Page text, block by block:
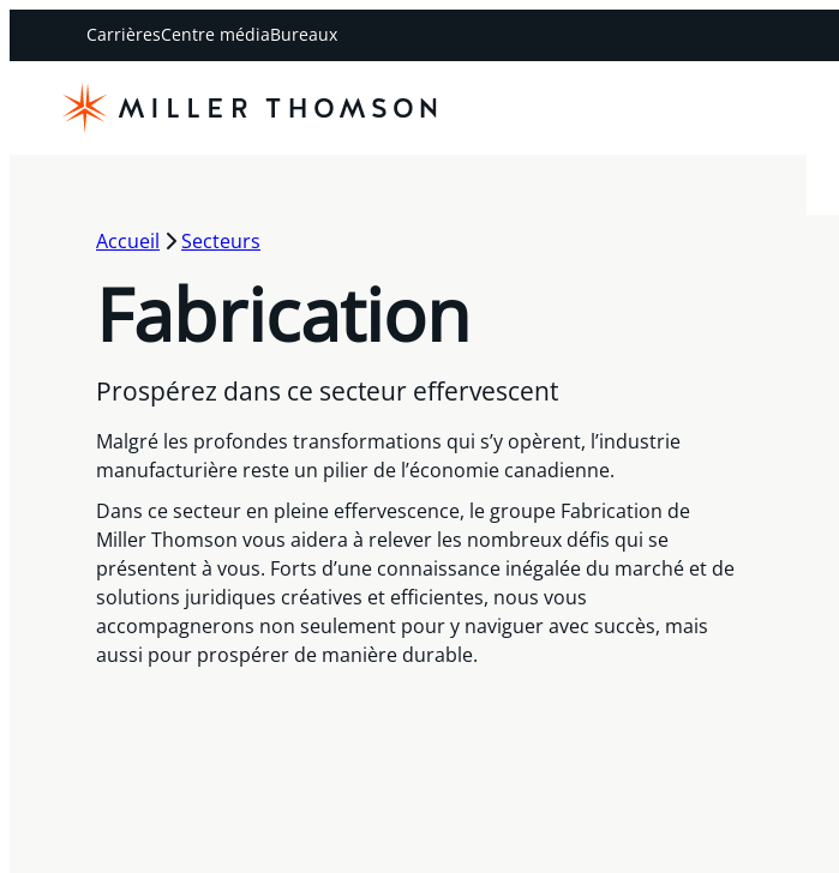
CarrièresCentre médiaBureaux
Accueil Secteurs
Fabrication
Prospérez dans ce secteur effervescent
Malgré les profondes transformations qui s’y opèrent, l’industrie
manufacturière reste un pilier de l’économie canadienne.
Dans ce secteur en pleine effervescence, le groupe Fabrication de
Miller Thomson vous aidera à relever les nombreux défis qui se
présentent à vous. Forts d’une connaissance inégalée du marché et de
solutions juridiques créatives et efficientes, nous vous
accompagnerons non seulement pour y naviguer avec succès, mais
aussi pour prospérer de manière durable.